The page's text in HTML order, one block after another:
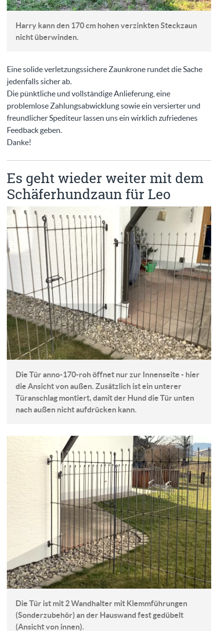
Harry kann den 170 cm hohen verzinkten Steckzaun
nicht überwinden.
Eine solide verletzungssichere Zaunkrone rundet die Sache
jedenfalls sicher ab.
Die pünktliche und vollständige Anlieferung, eine
problemlose Zahlungsabwicklung sowie ein versierter und
freundlicher Spediteur lassen uns ein wirklich zufriedenes
Feedback geben.
Danke!
Es geht wieder weiter mit dem
Schäferhundzaun für Leo
Die Tür anno-170-roh öffnet nur zur Innenseite - hier
die Ansicht von außen. Zusätzlich ist ein unterer
Türanschlag montiert, damit der Hund die Tür unten
nach außen nicht aufdrücken kann.
Die Tür ist mit 2 Wandhalter mit Klemmführungen
(Sonderzubehör) an der Hauswand fest gedübelt
(Ansicht von innen).